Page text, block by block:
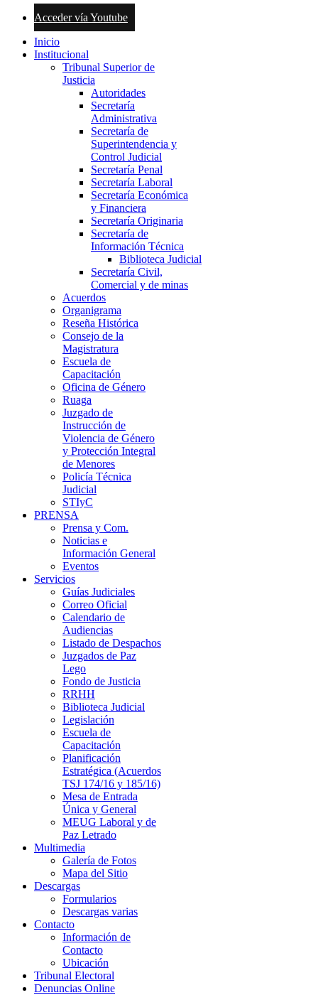
Acceder vía Youtube
Inicio
Institucional
Tribunal Superior de
Justicia
Autoridades
Secretaría
Administrativa
Secretaría de
Superintendencia y
Control Judicial
Secretaría Penal
Secretaría Laboral
Secretaría Económica
y Financiera
Secretaría Originaria
Secretaría de
Información Técnica
Biblioteca Judicial
Secretaría Civil,
Comercial y de minas
Acuerdos
Organigrama
Reseña Histórica
Consejo de la
Magistratura
Escuela de
Capacitación
Oficina de Género
Ruaga
Juzgado de
Instrucción de
Violencia de Género
y Protección Integral
de Menores
Policía Técnica
Judicial
STIyC
PRENSA
Prensa y Com.
Noticias e
Información General
Eventos
Servicios
Guías Judiciales
Correo Oficial
Calendario de
Audiencias
Listado de Despachos
Juzgados de Paz
Lego
Fondo de Justicia
RRHH
Biblioteca Judicial
Legislación
Escuela de
Capacitación
Planificación
Estratégica (Acuerdos
TSJ 174/16 y 185/16)
Mesa de Entrada
Única y General
MEUG Laboral y de
Paz Letrado
Multimedia
Galería de Fotos
Mapa del Sitio
Descargas
Formularios
Descargas varias
Contacto
Información de
Contacto
Ubicación
Tribunal Electoral
Denuncias Online